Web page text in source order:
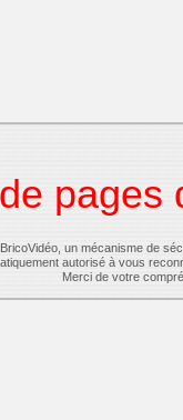
pages
un mécanisme de
autorisé à vous
Merci de votre